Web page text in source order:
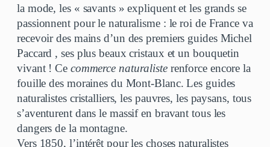
la mode, les « savants » expliquent et les grands se
passionnent pour le naturalisme : le roi de France va
recevoir des mains d’un des premiers guides Michel
Paccard , ses plus beaux cristaux et un bouquetin
vivant ! Ce commerce naturalisterenforce encore la
fouille des moraines du Mont-Blanc. Les guides
naturalistes cristalliers, les pauvres, les paysans, tous
s’aventurent dans le massif en bravant tous les
dangers de la montagne.
Vers 1850, l’intérêt pour les choses naturalistes